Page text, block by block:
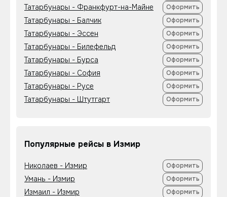
Татарбунары - Франкфурт-на-Майне Оформить
Татарбунары - Балчик Оформить
Татарбунары - Эссен Оформить
Татарбунары - Билефельд Оформить
Татарбунары - Бурса Оформить
Татарбунары - София Оформить
Татарбунары - Русе Оформить
Татарбунары - Штутгарт Оформить
Популярные рейсы в Измир
Николаев - Измир Оформить
Умань - Измир Оформить
Измаил - Измир Оформить